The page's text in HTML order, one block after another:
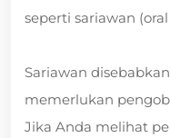
seperti sariawan
Sariawan
memerlukan
Jika Anda melihat